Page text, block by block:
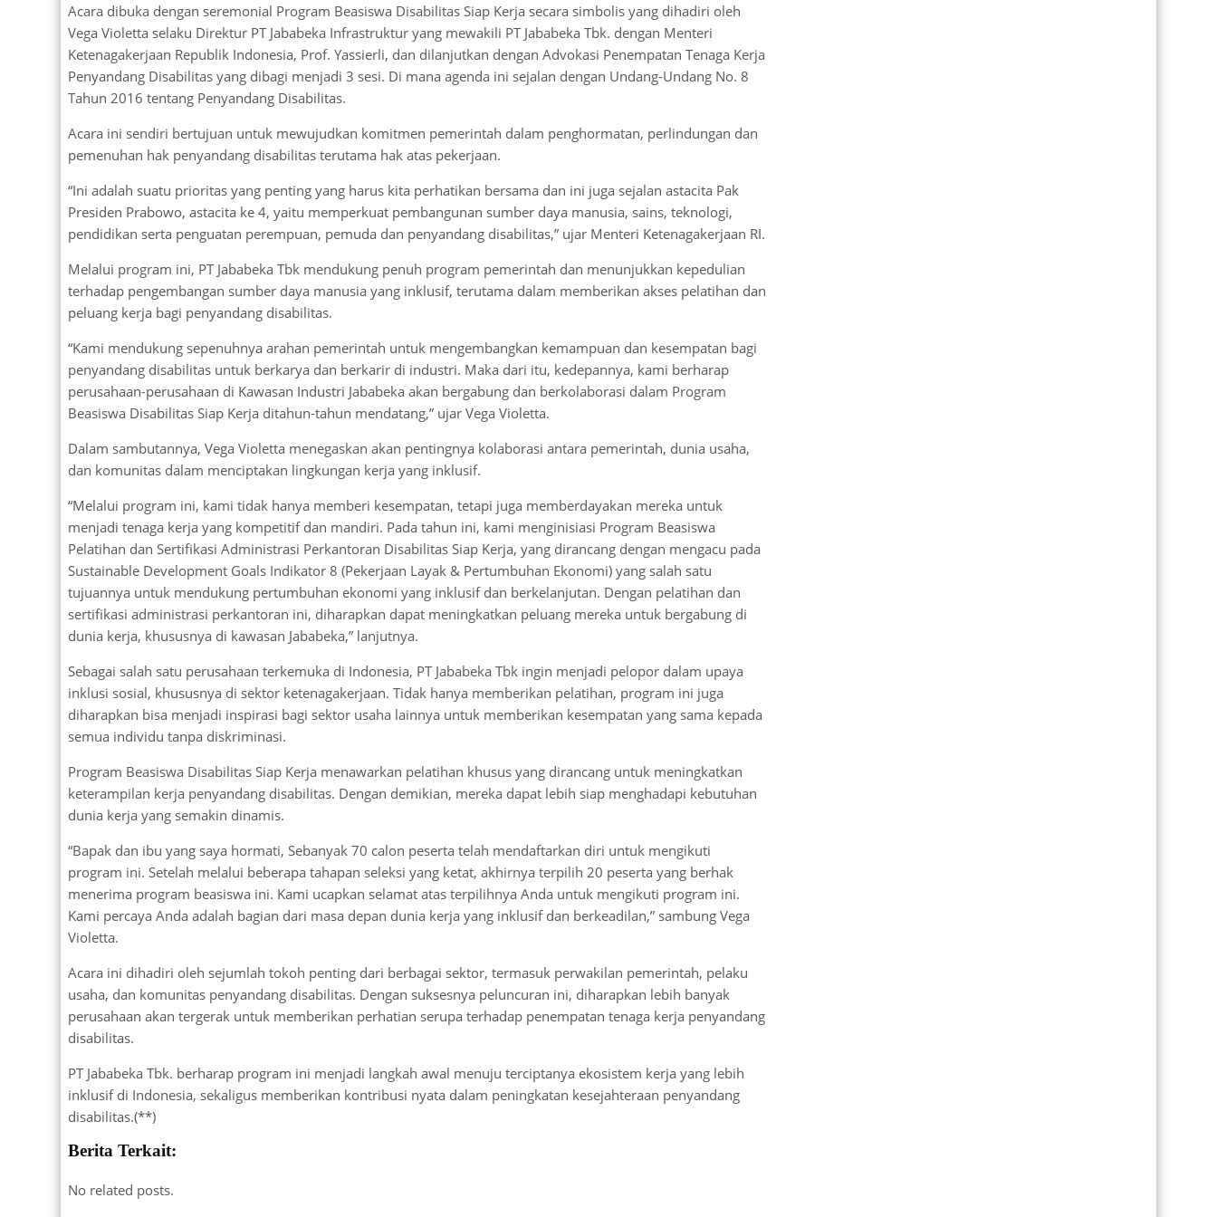
Acara dibuka dengan seremonial Program Beasiswa Disabilitas Siap Kerja secara simbolis yang dihadiri oleh
Vega Violetta selaku Direktur PT Jababeka Infrastruktur yang mewakili PT Jababeka Tbk. dengan Menteri
Ketenagakerjaan Republik Indonesia, Prof. Yassierli, dan dilanjutkan dengan Advokasi Penempatan Tenaga Kerja
Penyandang Disabilitas yang dibagi menjadi 3 sesi. Di mana agenda ini sejalan dengan Undang-Undang No. 8
Tahun 2016 tentang Penyandang Disabilitas.
Acara ini sendiri bertujuan untuk mewujudkan komitmen pemerintah dalam penghormatan, perlindungan dan
pemenuhan hak penyandang disabilitas terutama hak atas pekerjaan.
“Ini adalah suatu prioritas yang penting yang harus kita perhatikan bersama dan ini juga sejalan astacita Pak
Presiden Prabowo, astacita ke 4, yaitu memperkuat pembangunan sumber daya manusia, sains, teknologi,
pendidikan serta penguatan perempuan, pemuda dan penyandang disabilitas,” ujar Menteri Ketenagakerjaan RI.
Melalui program ini, PT Jababeka Tbk mendukung penuh program pemerintah dan menunjukkan kepedulian
terhadap pengembangan sumber daya manusia yang inklusif, terutama dalam memberikan akses pelatihan dan
peluang kerja bagi penyandang disabilitas.
“Kami mendukung sepenuhnya arahan pemerintah untuk mengembangkan kemampuan dan kesempatan bagi
penyandang disabilitas untuk berkarya dan berkarir di industri. Maka dari itu, kedepannya, kami berharap
perusahaan-perusahaan di Kawasan Industri Jababeka akan bergabung dan berkolaborasi dalam Program
Beasiswa Disabilitas Siap Kerja ditahun-tahun mendatang,” ujar Vega Violetta.
Dalam sambutannya, Vega Violetta menegaskan akan pentingnya kolaborasi antara pemerintah, dunia usaha,
dan komunitas dalam menciptakan lingkungan kerja yang inklusif.
“Melalui program ini, kami tidak hanya memberi kesempatan, tetapi juga memberdayakan mereka untuk
menjadi tenaga kerja yang kompetitif dan mandiri. Pada tahun ini, kami menginisiasi Program Beasiswa
Pelatihan dan Sertifikasi Administrasi Perkantoran Disabilitas Siap Kerja, yang dirancang dengan mengacu pada
Sustainable Development Goals Indikator 8 (Pekerjaan Layak & Pertumbuhan Ekonomi) yang salah satu
tujuannya untuk mendukung pertumbuhan ekonomi yang inklusif dan berkelanjutan. Dengan pelatihan dan
sertifikasi administrasi perkantoran ini, diharapkan dapat meningkatkan peluang mereka untuk bergabung di
dunia kerja, khususnya di kawasan Jababeka,” lanjutnya.
Sebagai salah satu perusahaan terkemuka di Indonesia, PT Jababeka Tbk ingin menjadi pelopor dalam upaya
inklusi sosial, khususnya di sektor ketenagakerjaan. Tidak hanya memberikan pelatihan, program ini juga
diharapkan bisa menjadi inspirasi bagi sektor usaha lainnya untuk memberikan kesempatan yang sama kepada
semua individu tanpa diskriminasi.
Program Beasiswa Disabilitas Siap Kerja menawarkan pelatihan khusus yang dirancang untuk meningkatkan
keterampilan kerja penyandang disabilitas. Dengan demikian, mereka dapat lebih siap menghadapi kebutuhan
dunia kerja yang semakin dinamis.
“Bapak dan ibu yang saya hormati, Sebanyak 70 calon peserta telah mendaftarkan diri untuk mengikuti
program ini. Setelah melalui beberapa tahapan seleksi yang ketat, akhirnya terpilih 20 peserta yang berhak
menerima program beasiswa ini. Kami ucapkan selamat atas terpilihnya Anda untuk mengikuti program ini.
Kami percaya Anda adalah bagian dari masa depan dunia kerja yang inklusif dan berkeadilan,” sambung Vega
Violetta.
Acara ini dihadiri oleh sejumlah tokoh penting dari berbagai sektor, termasuk perwakilan pemerintah, pelaku
usaha, dan komunitas penyandang disabilitas. Dengan suksesnya peluncuran ini, diharapkan lebih banyak
perusahaan akan tergerak untuk memberikan perhatian serupa terhadap penempatan tenaga kerja penyandang
disabilitas.
PT Jababeka Tbk. berharap program ini menjadi langkah awal menuju terciptanya ekosistem kerja yang lebih
inklusif di Indonesia, sekaligus memberikan kontribusi nyata dalam peningkatan kesejahteraan penyandang
disabilitas.(**)
Berita Terkait:
No related posts.